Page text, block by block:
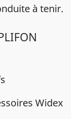
à tenir.
Widex